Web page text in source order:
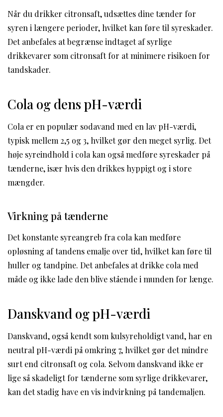
Når du drikker citronsaft, udsættes dine tænder for
syren i længere perioder, hvilket kan føre til syreskader.
Det anbefales at begrænse indtaget af syrlige
drikkevarer som citronsaft for at minimere risikoen for
tandskader.
Cola og dens pH-værdi
Cola er en populær sodavand med en lav pH-værdi,
typisk mellem 2,5 og 3, hvilket gør den meget syrlig. Det
høje syreindhold i cola kan også medføre syreskader på
tænderne, især hvis den drikkes hyppigt og i store
mængder.
Virkning på tænderne
Det konstante syreangreb fra cola kan medføre
opløsning af tandens emalje over tid, hvilket kan føre til
huller og tandpine. Det anbefales at drikke cola med
måde og ikke lade den blive stående i munden for længe.
Danskvand og pH-værdi
Danskvand, også kendt som kulsyreholdigt vand, har en
neutral pH-værdi på omkring 7, hvilket gør det mindre
surt end citronsaft og cola. Selvom danskvand ikke er
lige så skadeligt for tænderne som syrlige drikkevarer,
kan det stadig have en vis indvirkning på tandemaljen.